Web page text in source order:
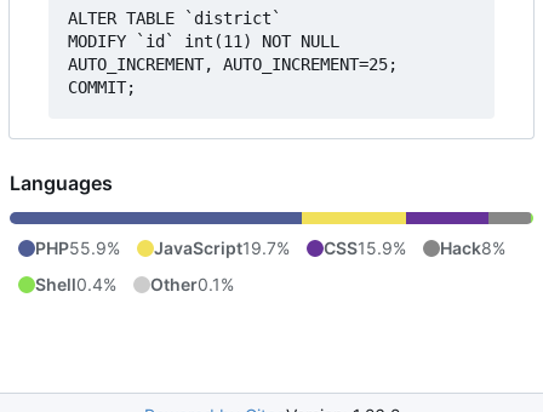
ALTER TABLE `district`
MODIFY `id` int(11) NOT NULL
AUTO_INCREMENT, AUTO_INCREMENT=25;
Languages
PHP55.9% JavaScript19.7% CSS15.9% Hack8%
Shell0.4% Other0.1%